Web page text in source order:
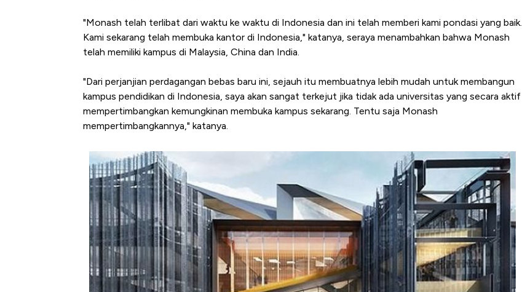
"Monash telah terlibat dari waktu ke waktu di Indonesia dan ini telah memberi kami pondasi yang baik.
Kami sekarang telah membuka kantor di Indonesia," katanya, seraya menambahkan bahwa Monash
telah memiliki kampus di Malaysia, China dan India.
"Dari perjanjian perdagangan bebas baru ini, sejauh itu membuatnya lebih mudah untuk membangun
kampus pendidikan di Indonesia, saya akan sangat terkejut jika tidak ada universitas yang secara aktif
mempertimbangkan kemungkinan membuka kampus sekarang. Tentu saja Monash
mempertimbangkannya," katanya.